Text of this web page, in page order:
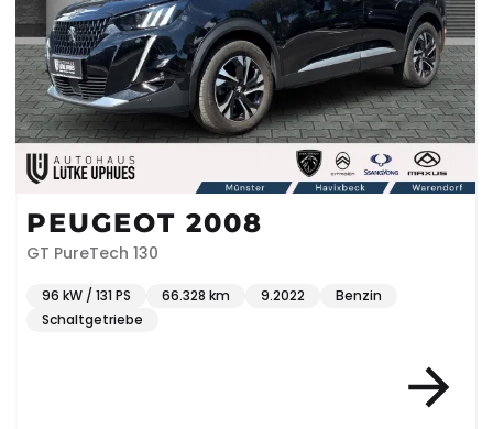
PEUGEOT 2008
GT PureTech 130
96 kW / 131 PS 66.328 km 9.2022
Benzin
Schaltgetriebe